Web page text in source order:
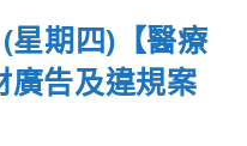
期四)【醫療
廣告及違規案